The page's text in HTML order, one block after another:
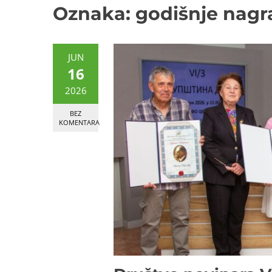
Oznaka: godišnje
JUN
16
2026
BEZ
KOMENTARA